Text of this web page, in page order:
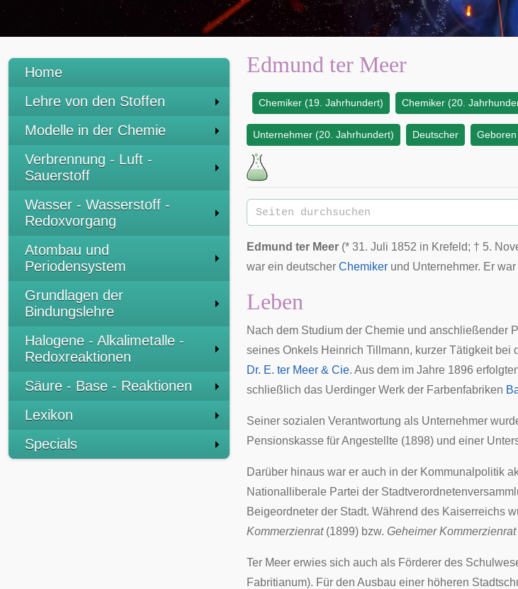
Home
Lehre von den Stoffen
Modelle in der Chemie
Verbrennung - Luft -
Sauerstoff
Wasser - Wasserstoff -
Redoxvorgang
Atombau und
Periodensystem
Grundlagen der
Bindungslehre
Halogene - Alkalimetalle -
Redoxreaktionen
Säure - Base - Reaktionen
Lexikon
Specials
Edmund ter Meer
Chemiker (19. Jahrhundert) Chemiker (20.
Unternehmer (20. Jahrhundert) Deutscher
Edmund ter Meer (* 31. Juli 1852 in Krefeld; † 5.
war ein deutscher Chemiker und Unternehmer. Er
Leben
Nach dem Studium der Chemie und anschließender
seines Onkels Heinrich Tillmann, kurzer Tätigkeit bei
Dr. E. ter Meer & Cie. Aus dem im Jahre 1896
schließlich das Uerdinger Werk der Farbenfabriken
Seiner sozialen Verantwortung als Unternehmer
Pensionskasse für Angestellte (1898) und einer
Darüber hinaus war er auch in der Kommunalpolitik
Nationalliberale Partei der
Beigeordneter der Stadt. Während des Kaiserreichs
Kommerzienrat(1899) bzw. Geheimer Kommerzienrat
Ter Meer erwies sich auch als Förderer des
Fabritianum). Für den Ausbau einer höheren